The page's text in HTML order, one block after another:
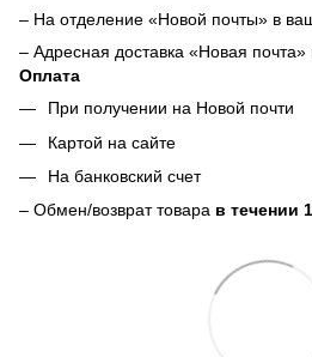
– На отделение «Новой почты» в
– Адресная доставка «Новая
Оплата
При получении на Новой почти
Картой на сайте
На банковский счет
– Обмен/возврат товара в течении